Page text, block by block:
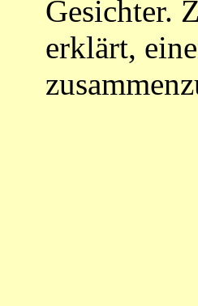
Gesichter.
erklärt,